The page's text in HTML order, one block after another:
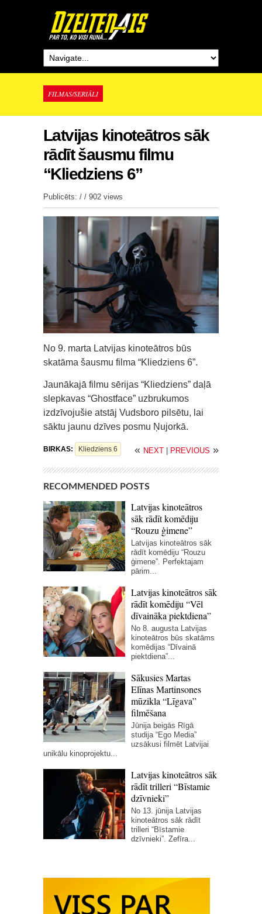
FILMAS/SERIĀLI
Latvijas kinoteātros sāk
rādīt šausmu filmu
“Kliedziens 6”
Publicēts: / / 902 views
No 9. marta Latvijas kinoteātros būs
skatāma šausmu filma “Kliedziens 6”.
Jaunākajā filmu sērijas “Kliedziens” daļā
slepkavas “Ghostface” uzbrukumos
izdzīvojušie atstāj Vudsboro pilsētu, lai
sāktu jaunu dzīves posmu Ņujorkā.
BIRKAS: Kliedziens 6 « NEXT PREVIOUS »
RECOMMENDED POSTS
Latvijas kinoteātros
sāk rādīt komēdiju
“Rouzu ģimene”
Latvijas kinoteātros sāk
rādīt komēdiju “Rouzu
ģimene”. Perfektajam
pārim...
Latvijas kinoteātros sāk
rādīt komēdiju “Vēl
dīvaināka piektdiena”
No 8. augusta Latvijas
kinoteātros būs skatāms
komēdijas “Dīvainā
piektdiena”...
Sākusies Martas
Elīnas Martinsones
mūzikla “Līgava”
filmēšana
Jūnija beigās Rīgā
studija “Ego Media”
uzsākusi filmēt Latvijai
unikālu kinoprojektu...
Latvijas kinoteātros sāk
rādīt trilleri “Bīstamie
dzīvnieki”
No 13. jūnija Latvijas
kinoteātros sāk rādīt
trilleri “Bīstamie
dzīvnieki”. Zefīra...